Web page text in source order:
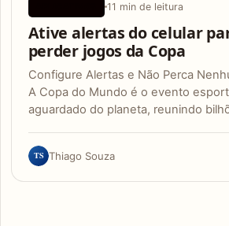
11 min de leitura
Ative alertas do celular
perder jogos da Copa
Configure Alertas e Não Perca
A Copa do Mundo é o evento
aguardado do planeta, reunindo
TS Thiago Souza